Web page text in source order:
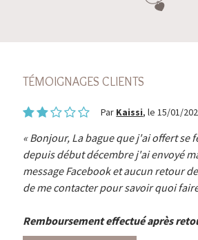
TÉMOIGNAGES CLIENTS
Par Kaissi, le 15/01/
Bonjour, La bague que j'ai offert se
depuis début décembre j'ai envoyé
message Facebook et aucun retour
de me contacter pour savoir quoi
Remboursement effectué après